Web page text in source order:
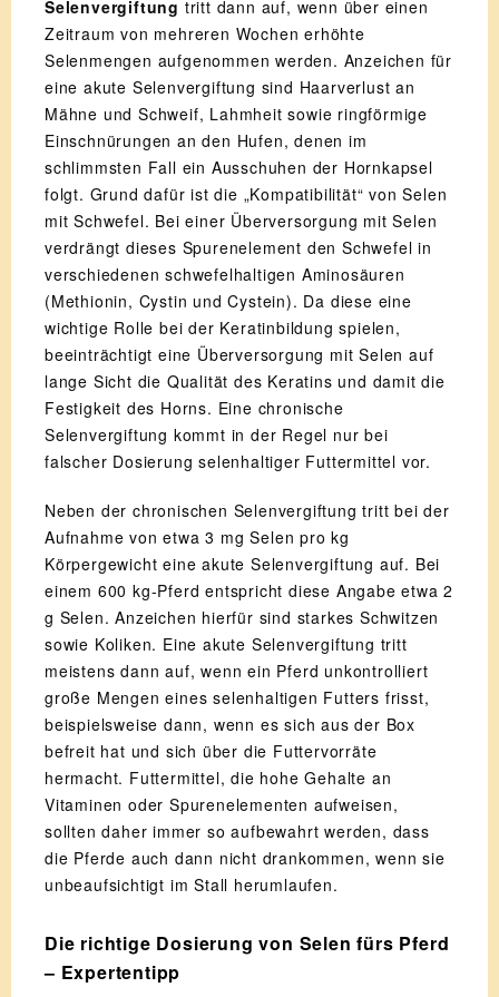
Selenvergiftung tritt dann auf, wenn über einen
Zeitraum von mehreren Wochen erhöhte
Selenmengen aufgenommen werden. Anzeichen für
eine akute Selenvergiftung sind Haarverlust an
Mähne und Schweif, Lahmheit sowie ringförmige
Einschnürungen an den Hufen, denen im
schlimmsten Fall ein Ausschuhen der Hornkapsel
folgt. Grund dafür ist die „Kompatibilität“ von Selen
mit Schwefel. Bei einer Überversorgung mit Selen
verdrängt dieses Spurenelement den Schwefel in
verschiedenen schwefelhaltigen Aminosäuren
(Methionin, Cystin und Cystein). Da diese eine
wichtige Rolle bei der Keratinbildung spielen,
beeinträchtigt eine Überversorgung mit Selen auf
lange Sicht die Qualität des Keratins und damit die
Festigkeit des Horns. Eine chronische
Selenvergiftung kommt in der Regel nur bei
falscher Dosierung selenhaltiger Futtermittel vor.
Neben der chronischen Selenvergiftung tritt bei der
Aufnahme von etwa 3 mg Selen pro kg
Körpergewicht eine akute Selenvergiftung auf. Bei
einem 600 kg-Pferd entspricht diese Angabe etwa 2
g Selen. Anzeichen hierfür sind starkes Schwitzen
sowie Koliken. Eine akute Selenvergiftung tritt
meistens dann auf, wenn ein Pferd unkontrolliert
große Mengen eines selenhaltigen Futters frisst,
beispielsweise dann, wenn es sich aus der Box
befreit hat und sich über die Futtervorräte
hermacht. Futtermittel, die hohe Gehalte an
Vitaminen oder Spurenelementen aufweisen,
sollten daher immer so aufbewahrt werden, dass
die Pferde auch dann nicht drankommen, wenn sie
unbeaufsichtigt im Stall herumlaufen.
Die richtige Dosierung von Selen fürs Pferd
– Expertentipp